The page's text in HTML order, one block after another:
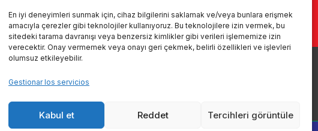
En iyi deneyimleri sunmak için, cihaz bilgilerini saklamak ve/veya bunlara erişmek
amacıyla çerezler gibi teknolojiler kullanıyoruz. Bu teknolojilere izin vermek, bu
sitedeki tarama davranışı veya benzersiz kimlikler gibi verileri işlememize izin
verecektir. Onay vermemek veya onayı geri çekmek, belirli özellikleri ve işlevleri
olumsuz etkileyebilir.
Gestionar los servicios
Kabul et Reddet Tercihleri görüntüle